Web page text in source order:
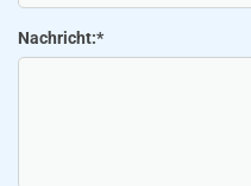
Nachricht:*